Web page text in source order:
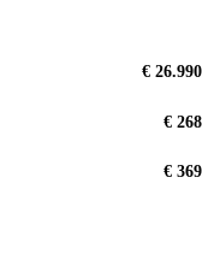
€ 26.990
€ 268
€ 369